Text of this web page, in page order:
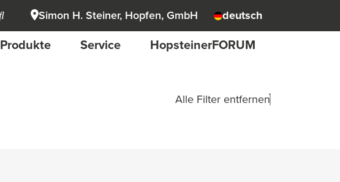
Simon H. Steiner, Hopfen, GmbH deutsch
Produkte Service HopsteinerFORUM
Alle Filter entfernen